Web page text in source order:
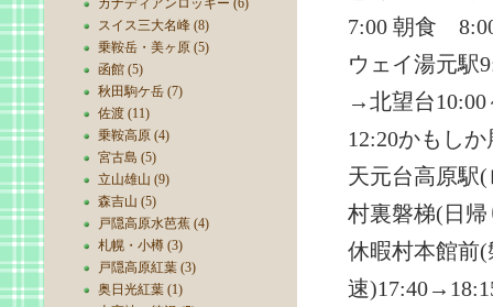
カナディアンロッキー (6)
スイス三大名峰 (8)
乗鞍岳・美ヶ原 (5)
函館 (5)
秋田駒ケ岳 (7)
佐渡 (11)
乗鞍高原 (4)
宮古島 (5)
立山雄山 (9)
森吉山 (5)
戸隠高原水芭蕉 (4)
札幌・小樽 (3)
戸隠高原紅葉 (3)
奥日光紅葉 (1)
7:00 朝食
ウェイ湯元駅
→北望台
12:20かもし
天元台高原駅
村裏磐梯(日
休暇村本館前
速